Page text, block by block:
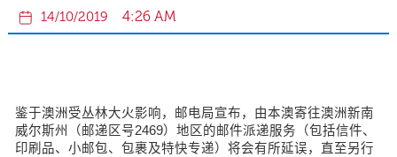
14/10/2019 4:26 AM
鉴于澳洲受丛林大火影响，邮电局宣布，由本澳寄往澳洲新南
威尔斯州（邮递区号2469）地区的邮件派递服务（包括信件、
印刷品、小邮包、包裹及特快专递）将会有所延误，直至另行